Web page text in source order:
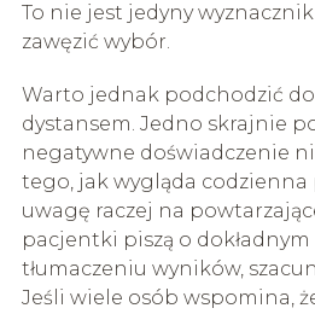
To nie jest jedyny
zawęzić wybór.
Warto jednak podchodzić
dystansem. Jedno skrajnie
negatywne doświadczenie
tego, jak wygląda codzienna
uwagę raczej na
pacjentki piszą o
tłumaczeniu wyników,
Jeśli wiele osób wspomina,